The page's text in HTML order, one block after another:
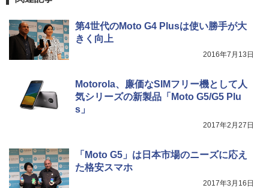
第4世代のMoto G4 Plusは使い勝手が大
きく向上
2016年7月13日
Motorola、廉価なSIMフリー機として人
気シリーズの新製品「Moto G5/G5 Plu
s」
2017年2月27日
「Moto G5」は日本市場のニーズに応え
た格安スマホ
2017年3月16日